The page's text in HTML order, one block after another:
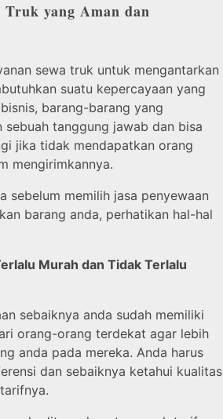
Truk yang Aman dan
sewa truk untuk mengantarkan
suatu kepercayaan yang
barang-barang yang
tanggung jawab dan bisa
jika tidak mendapatkan orang
mengirimkannya.
sebelum memilih jasa penyewaan
barang anda, perhatikan hal-hal
Murah dan Tidak Terlalu
sebaiknya anda sudah memiliki
orang-orang terdekat agar lebih
anda pada mereka. Anda harus
dan sebaiknya ketahui kualitas